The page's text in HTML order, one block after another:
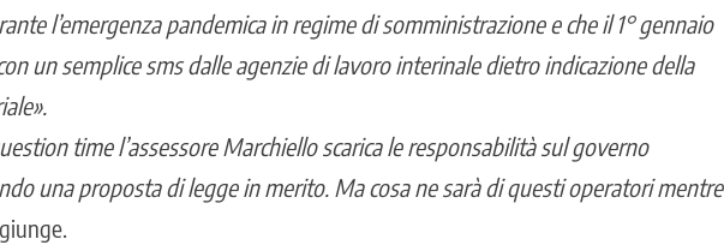
l’emergenza pandemica in regime di somministrazione e che il 1° gennaio
un semplice sms dalle agenzie di lavoro interinale dietro indicazione della
time l’assessore Marchiello scarica le responsabilità sul governo
una proposta di legge in merito. Ma cosa ne sarà di questi operatori mentre